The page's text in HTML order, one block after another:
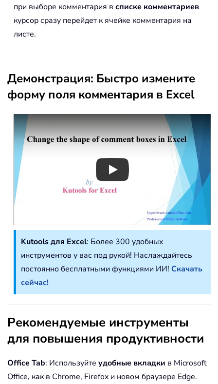
при выборе комментария в списке комментариев
курсор сразу перейдет к ячейке комментария на
листе.
Демонстрация: Быстро измените
форму поля комментария в Excel
Play
Kutools для Excel: Более 300 удобных
инструментов у вас под рукой! Наслаждайтесь
постоянно бесплатными функциями ИИ! Скачать
сейчас!
Рекомендуемые инструменты
для повышения продуктивности
Office Tab: Используйте удобные вкладки в Microsoft
Office, как в Chrome, Firefox и новом браузере Edge.